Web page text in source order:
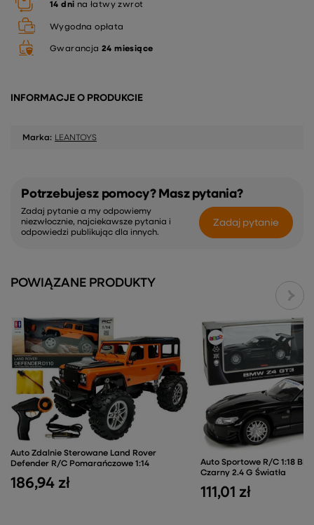
14 dni na łatwy zwrot
Wygodna opłata
Gwarancja 24 miesiące
INFORMACJE O PRODUKCIE
Marka: LEANTOYS
Potrzebujesz pomocy? Masz pytania?
Zadaj pytanie a my odpowiemy
niezwłocznie, najciekawsze pytania i
odpowiedzi publikując dla innych.
Zadaj pytanie
POWIĄZANE PRODUKTY
Auto Zdalnie Sterowane Land Rover
Defender R/C Pomarańczowe 1:14
186,94 zł
Auto Sportowe R/C 1:18
Czarny 2.4 G Światła
111,01 zł